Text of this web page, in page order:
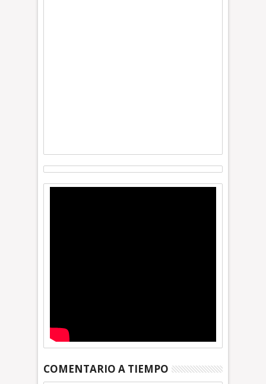
COMENTARIO A TIEMPO